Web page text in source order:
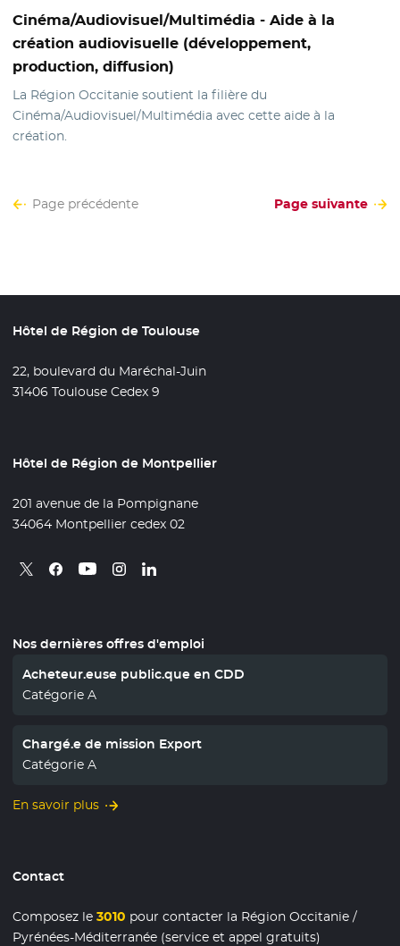
Cinéma/Audiovisuel/Multimédia - Aide à la
création audiovisuelle (développement,
production, diffusion)
La Région Occitanie soutient la filière du
Cinéma/Audiovisuel/Multimédia avec cette aide à la
création.
Page précédente Page suivante
Hôtel de Région de Toulouse
22, boulevard du Maréchal-Juin
31406 Toulouse Cedex 9
Hôtel de Région de Montpellier
201 avenue de la Pompignane
34064 Montpellier cedex 02
Retrouvez nous sur X
- Nouvelle fenêtre
Retrouvez nous sur Facebook
- Nouvelle fenêtre
Retrouvez nous sur Youtube
- Nouvelle fenêtre
Retrouvez nous sur Instagram
- Nouvelle fenêtre
Retrouvez nous sur Linkedin
- Nouvelle fenêtre
Nos dernières offres d'emploi
Acheteur.euse public.que en CDD
Catégorie A
Chargé.e de mission Export
Catégorie A
En savoir plus
Contact
Composez le3010 pour contacter la Région Occitanie /
Pyrénées-Méditerranée (service et appel gratuits)